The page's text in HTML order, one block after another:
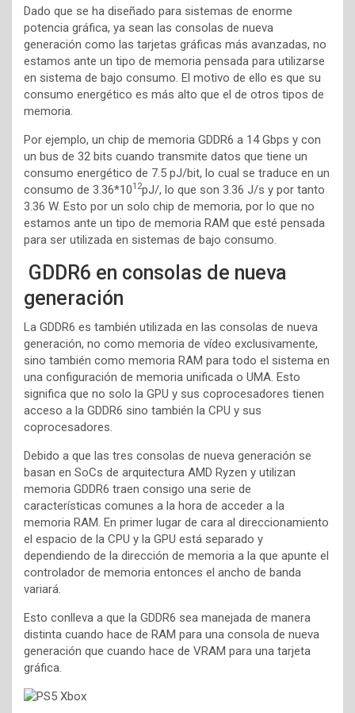
Dado que se ha diseñado para sistemas de enorme
potencia gráfica, ya sean las consolas de nueva
generación como las tarjetas gráficas más avanzadas, no
estamos ante un tipo de memoria pensada para utilizarse
en sistema de bajo consumo. El motivo de ello es que su
consumo energético es más alto que el de otros tipos de
memoria.
Por ejemplo, un chip de memoria GDDR6 a 14 Gbps y con
un bus de 32 bits cuando transmite datos que tiene un
consumo energético de 7.5 pJ/bit, lo cual se traduce en un
consumo de 3.36*1012pJ/, lo que son 3.36 J/s y por tanto
3.36 W. Esto por un solo chip de memoria, por lo que no
estamos ante un tipo de memoria RAM que esté pensada
para ser utilizada en sistemas de bajo consumo.
GDDR6 en consolas de nueva
generación
La GDDR6 es también utilizada en las consolas de nueva
generación, no como memoria de vídeo exclusivamente,
sino también como memoria RAM para todo el sistema en
una configuración de memoria unificada o UMA. Esto
significa que no solo la GPU y sus coprocesadores tienen
acceso a la GDDR6 sino también la CPU y sus
coprocesadores.
Debido a que las tres consolas de nueva generación se
basan en SoCs de arquitectura AMD Ryzen y utilizan
memoria GDDR6 traen consigo una serie de
características comunes a la hora de acceder a la
memoria RAM. En primer lugar de cara al direccionamiento
el espacio de la CPU y la GPU está separado y
dependiendo de la dirección de memoria a la que apunte el
controlador de memoria entonces el ancho de banda
variará.
Esto conlleva a que la GDDR6 sea manejada de manera
distinta cuando hace de RAM para una consola de nueva
generación que cuando hace de VRAM para una tarjeta
gráfica.